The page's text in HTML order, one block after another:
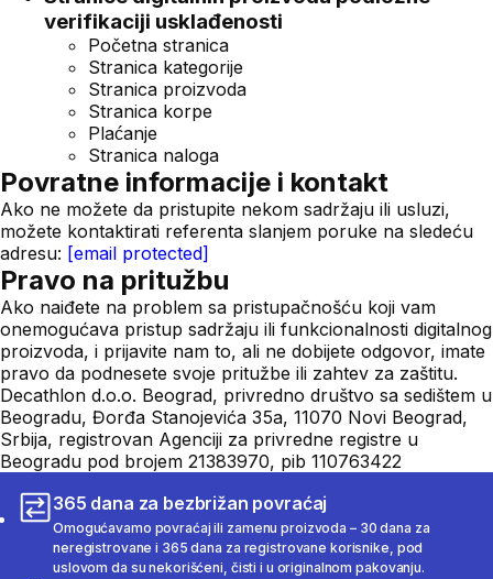
verifikaciji usklađenosti
Početna stranica
Stranica kategorije
Stranica proizvoda
Stranica korpe
Plaćanje
Stranica naloga
Povratne informacije i kontakt
Ako ne možete da pristupite nekom sadržaju ili usluzi,
možete kontaktirati referenta slanjem poruke na sledeću
adresu: [email protected]
Pravo na pritužbu
Ako naiđete na problem sa pristupačnošću koji vam
onemogućava pristup sadržaju ili funkcionalnosti digitalnog
proizvoda, i prijavite nam to, ali ne dobijete odgovor, imate
pravo da podnesete svoje pritužbe ili zahtev za zaštitu.
Decathlon d.o.o. Beograd, privredno društvo sa sedištem u
Beogradu, Đorđa Stanojevića 35a, 11070 Novi Beograd,
Srbija, registrovan Agenciji za privredne registre u
Beogradu pod brojem 21383970, pib 110763422
365 dana za bezbrižan povraćaj
Omogućavamo povraćaj ili zamenu proizvoda – 30 dana za
neregistrovane i 365 dana za registrovane korisnike, pod
uslovom da su nekorišćeni, čisti i u originalnom pakovanju.